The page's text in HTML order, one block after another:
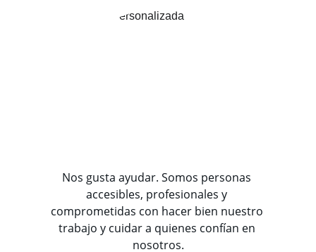
Nos gusta ayudar. Somos personas
accesibles, profesionales y
comprometidas con hacer bien nuestro
trabajo y cuidar a quienes confían en
nosotros.